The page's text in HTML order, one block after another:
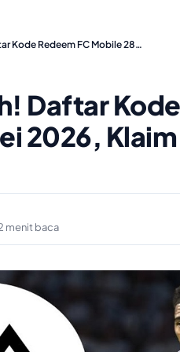
Kode Redeem FC Mobile 28…
Daftar
2026,
menit baca